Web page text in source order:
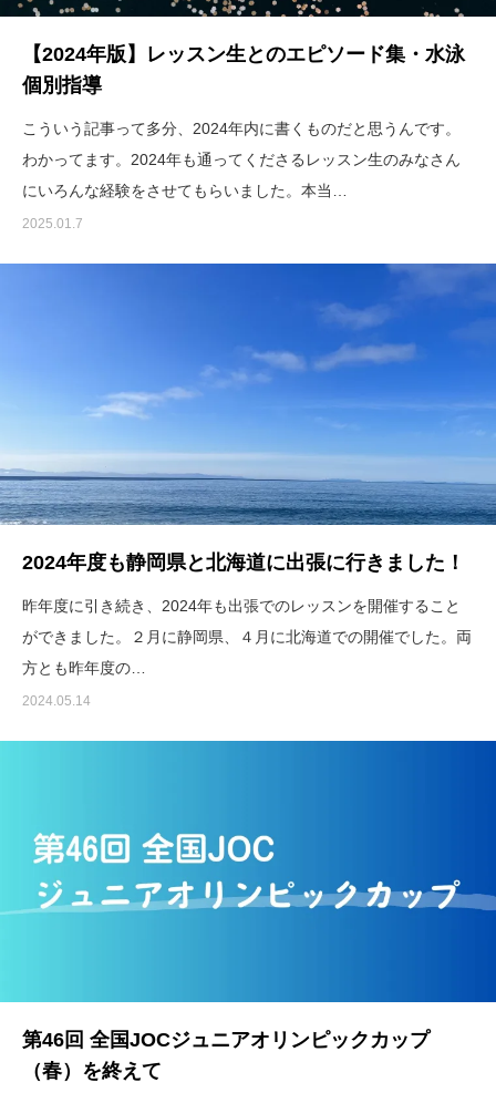
【2024年版】レッスン生とのエピソード集・水泳
個別指導
こういう記事って多分、2024年内に書くものだと思うんです。
わかってます。2024年も通ってくださるレッスン生のみなさん
にいろんな経験をさせてもらいました。本当…
2025.01.7
2024年度も静岡県と北海道に出張に行きました！
昨年度に引き続き、2024年も出張でのレッスンを開催すること
ができました。２月に静岡県、４月に北海道での開催でした。両
方とも昨年度の…
2024.05.14
第46回 全国JOCジュニアオリンピックカップ
（春）を終えて